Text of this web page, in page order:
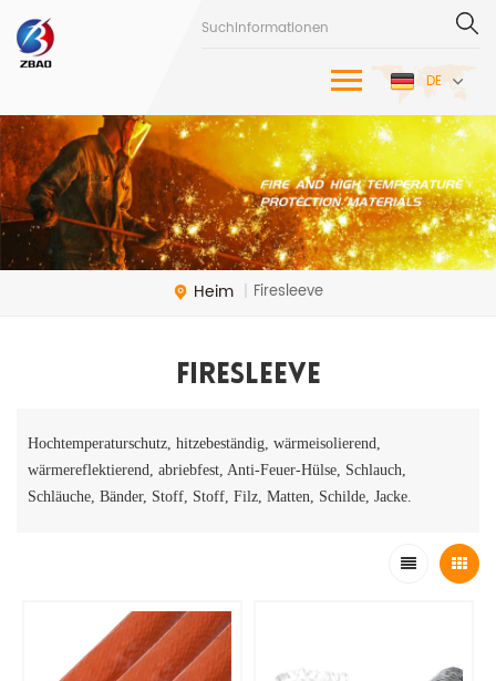
DE
Heim | Firesleeve
Firesleeve
Hochtemperaturschutz, hitzebeständig, wärmeisolierend,
wärmereflektierend, abriebfest, Anti-Feuer-Hülse, Schlauch,
Schläuche, Bänder, Stoff, Stoff, Filz, Matten, Schilde, Jacke.